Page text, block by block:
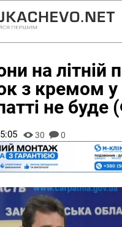
на літній
з кремом у
не
30 0